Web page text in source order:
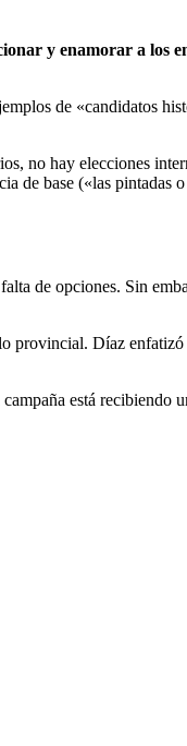
y enamorar a los
de «candidatos
no hay elecciones
de base («las pintadas
de opciones. Sin
provincial. Díaz enfatizó
está recibiendo